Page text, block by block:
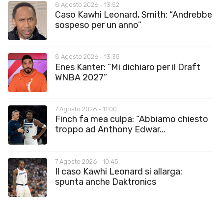
8 Agosto 2026 - 13:52
Caso Kawhi Leonard, Smith: “Andrebbe
sospeso per un anno”
8 Agosto 2026 - 13:35
Enes Kanter: “Mi dichiaro per il Draft
WNBA 2027”
7 Agosto 2026 - 11:00
Finch fa mea culpa: “Abbiamo chiesto
troppo ad Anthony Edwar...
7 Agosto 2026 - 10:45
Il caso Kawhi Leonard si allarga:
spunta anche Daktronics